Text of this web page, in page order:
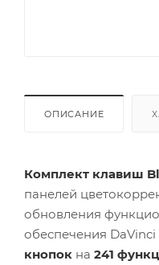
ОПИСАНИЕ
Комплект клавиш
панелей
обновления
обеспечения DaVinci
кнопок на 241